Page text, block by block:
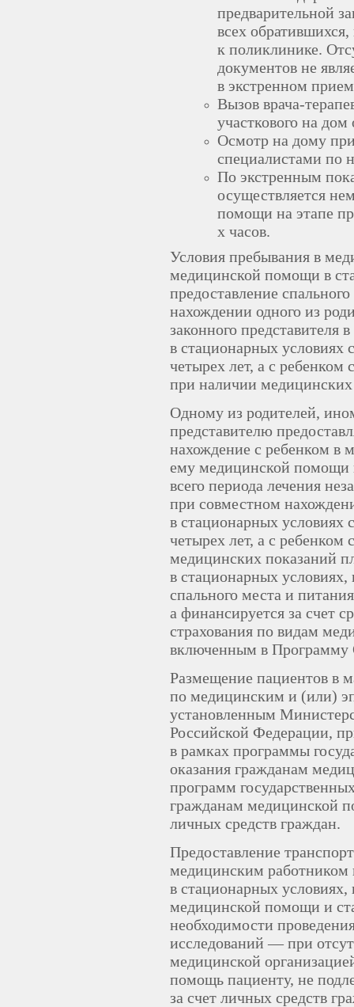
предварительной
всех
к поликлинике.
документов не
в экстренном
Вызов врача-
участкового на
Осмотр на дому
специалистами по
По экстренным
осуществляется
помощи на этапе
х часов.
Условия пребывания в
медицинской помощи в
предоставление
нахождении одного из
законного представителя
в стационарных условиях
четырех лет, а с ребенком
при наличии
Одному из родителей,
представителю
нахождение с ребенком в
ему медицинской помощи
всего периода лечения
при совместном
в стационарных условиях
четырех лет, а с
медицинских показаний
в стационарных условиях,
спального места и
а финансируется за счет
страхования по видам
включенным в
Размещение пациентов в
по медицинским и (или)
установленным
Российской Федерации,
в рамках программы
оказания гражданам
программ
гражданам медицинской
личных средств граждан.
Предоставление
медицинским работником
в стационарных условиях,
медицинской помощи и
необходимости
исследований — при
медицинской
помощь пациенту, не
за счет личных средств